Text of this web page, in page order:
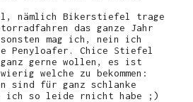
nämlich Bikerstiefel trage
das ganze Jahr
mag ich, nein ich
Penyloafer. Chice Stiefel
gerne wollen, es ist
welche zu bekommen:
sind für ganz schlanke
ich so leide rnicht habe ;)